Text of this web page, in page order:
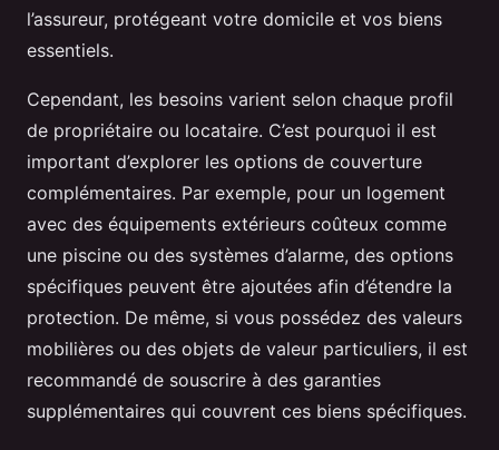
l’assureur, protégeant votre domicile et vos biens
essentiels.
Cependant, les besoins varient selon chaque profil
de propriétaire ou locataire. C’est pourquoi il est
important d’explorer les options de couverture
complémentaires. Par exemple, pour un logement
avec des équipements extérieurs coûteux comme
une piscine ou des systèmes d’alarme, des options
spécifiques peuvent être ajoutées afin d’étendre la
protection. De même, si vous possédez des valeurs
mobilières ou des objets de valeur particuliers, il est
recommandé de souscrire à des garanties
supplémentaires qui couvrent ces biens spécifiques.